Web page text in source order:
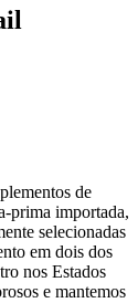
de
prima importada,
selecionadas
em dois dos
nos Estados
e mantemos